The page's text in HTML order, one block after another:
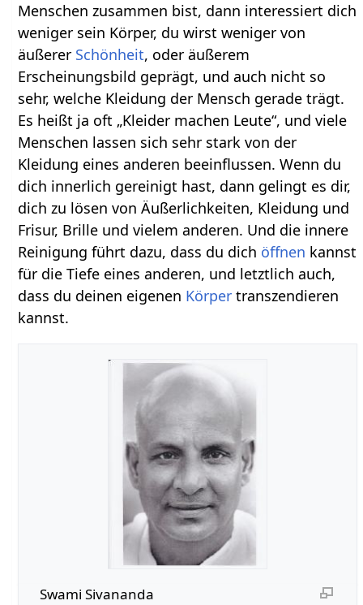
Menschen zusammen bist, dann interessiert dich
weniger sein Körper, du wirst weniger von
äußerer Schönheit, oder äußerem
Erscheinungsbild geprägt, und auch nicht so
sehr, welche Kleidung der Mensch gerade trägt.
Es heißt ja oft „Kleider machen Leute“, und viele
Menschen lassen sich sehr stark von der
Kleidung eines anderen beeinflussen. Wenn du
dich innerlich gereinigt hast, dann gelingt es dir,
dich zu lösen von Äußerlichkeiten, Kleidung und
Frisur, Brille und vielem anderen. Und die innere
Reinigung führt dazu, dass du dich öffnen kannst
für die Tiefe eines anderen, und letztlich auch,
dass du deinen eigenen Körper transzendieren
kannst.
Swami Sivananda